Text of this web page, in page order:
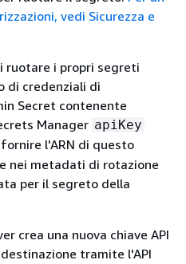
vedi Sicurezza e
ruotare i propri segreti
di credenziali di
Secret contenente
Manager apiKey
l'ARN di questo
nei metadati di rotazione
per il segreto della
crea una nuova chiave API
tramite l'API